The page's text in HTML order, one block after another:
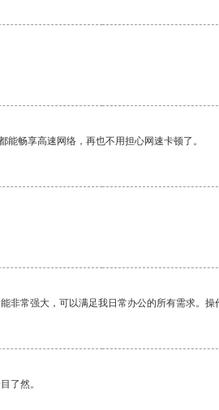
畅享高速网络，再也不用担心网速卡顿了。
常强大，可以满足我日常办公的所有需求。操
了然。